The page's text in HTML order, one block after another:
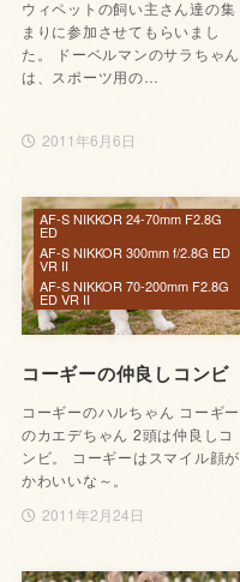
ウィペットの飼い主さん達の集
まりに参加させてもらいまし
た。 ドーベルマンのサラちゃん
は、スポーツ用の…
2011年6月6日
コーギーの仲良しコンビ
コーギーのハルちゃん コーギー
のカエデちゃん 2頭は仲良しコ
ンビ。 コーギーはスマイル顔が
かわいいな～。
2011年2月24日
AF-S NIKKOR 24-70mm F2.8G
ED
AF-S NIKKOR 300mm f/2.8G ED
VR II
AF-S NIKKOR 70-200mm F2.8G
ED VR II